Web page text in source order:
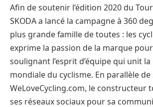
Afin de soutenir l’édition 2020 du
SKODA a lancé la campagne à 360
plus grande famille de toutes : les
exprime la passion de la marque
soulignant l’esprit d’équipe qui unit
mondiale du cyclisme. En parallèle
WeLoveCycling.com, le constructeur
ses réseaux sociaux pour sa